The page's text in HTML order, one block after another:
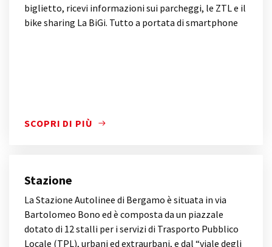
biglietto, ricevi informazioni sui parcheggi, le ZTL e il
bike sharing La BiGi. Tutto a portata di smartphone
SCOPRI DI PIÙ
SCOPRI DI PIÙ
Stazione
La Stazione Autolinee di Bergamo è situata in via
Bartolomeo Bono ed è composta da un piazzale
dotato di 12 stalli per i servizi di Trasporto Pubblico
Locale (TPL), urbani ed extraurbani, e dal “viale degli